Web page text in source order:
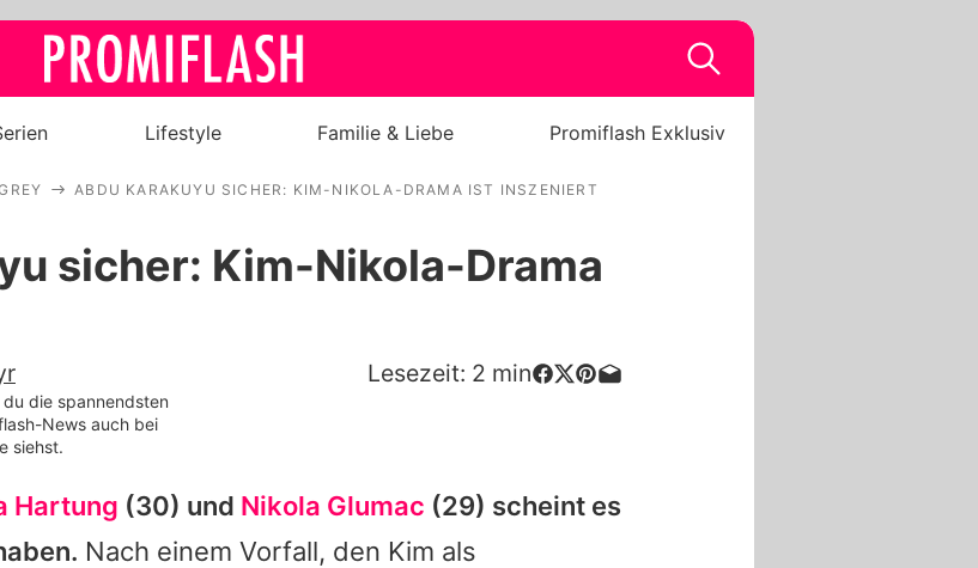
Royals
Familie & Liebe
Alle Themen auf Promiflash
Lifestyle Familie & Liebe Promiflash Exklusiv
ABDU KARAKUYU SICHER: KIM-NIKOLA-DRAMA IST INSZENIERT
sicher: Kim-Nikola-Drama
Lesezeit: 2 min
du die spannendsten
News auch bei
siehst.
Hartung (30) und Nikola Glumac (29) scheint es
Nach einem Vorfall, den Kim als